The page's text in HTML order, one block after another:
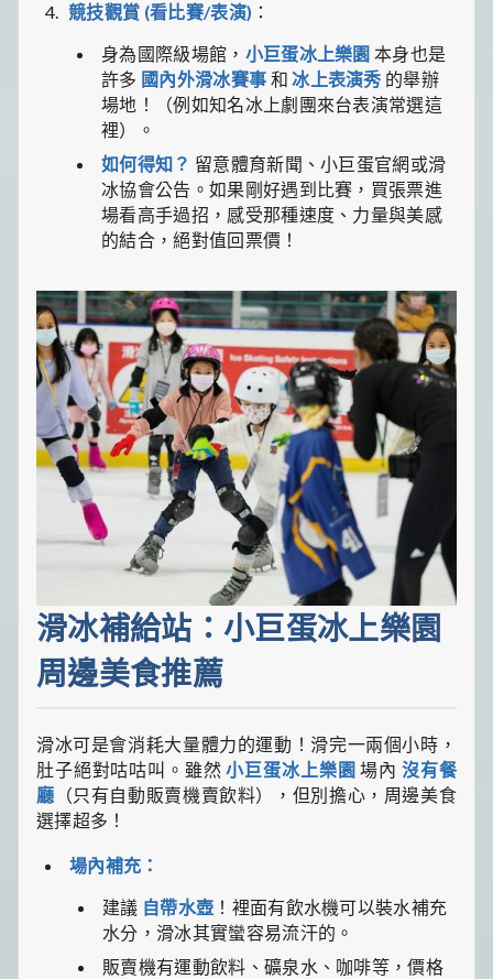
競技觀賞 (看比賽/表演) ：
身為國際級場館， 小巨蛋冰上樂園 本身也是
許多 國內外滑冰賽事 和冰上表演秀 的舉辦
場地！（例如知名冰上劇團來台表演常選這
裡）。
如何得知？ 留意體育新聞、小巨蛋官網或滑
冰協會公告。如果剛好遇到比賽，買張票進
場看高手過招，感受那種速度、力量與美感
的結合，絕對值回票價！
滑冰補給站：小巨蛋冰上樂園
周邊美食推薦
滑冰可是會消耗大量體力的運動！滑完一兩個小時，
肚子絕對咕咕叫。雖然小巨蛋冰上樂園 場內 沒有餐
廳 （只有自動販賣機賣飲料），但別擔心，周邊美食
選擇超多！
場內補充：
建議 自帶水壺 ！裡面有飲水機可以裝水補充
水分，滑冰其實蠻容易流汗的。
販賣機有運動飲料、礦泉水、咖啡等，價格